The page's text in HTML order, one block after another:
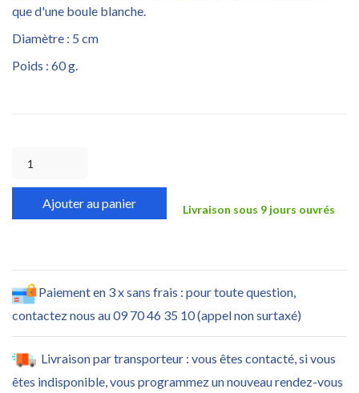
que d'une boule blanche.
Diamètre : 5 cm
Poids : 60 g.
Ajouter au panier Livraison sous 9 jours ouvrés
Paiement en 3 x sans frais : pour toute question,
contactez nous au 09 70 46 35 10 (appel non surtaxé)
Livraison par transporteur : vous êtes contacté, si vous
êtes indisponible, vous programmez un nouveau rendez-vous